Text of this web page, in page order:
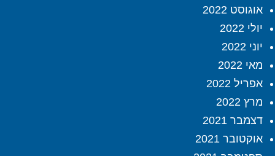
אוגוסט 2022
יולי 2022
יוני 2022
מאי 2022
אפריל 2022
מרץ 2022
דצמבר 2021
אוקטובר 2021